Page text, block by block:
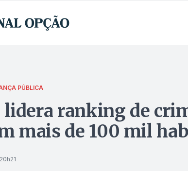
PÚBLICA
lidera ranking de
mais de 100 mil